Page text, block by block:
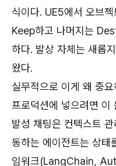
식이다. UE5에서 오브
Keep하고 나머지는
하다. 발상 자체는 새롭
왔다.
실무적으로 이게 왜 중
프로덕션에 넣으려면 이
발성 채팅은 컨텍스트
동하는 에이전트는 상태
임워크(LangChain,